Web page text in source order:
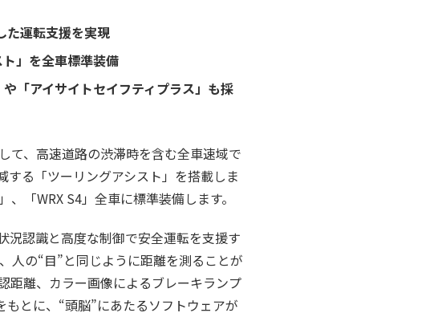
た運転支援を実現
」を全車標準装備
「アイサイトセイフティプラス」も採
て、高速道路の渋滞時を含む全車速域で
る「ツーリングアシスト」を搭載しま
「WRX S4」全車に標準装備します。
況認識と高度な制御で安全運転を支援す
人の“目”と同じように距離を測ることが
距離、カラー画像によるブレーキランプ
とに、“頭脳”にあたるソフトウェアが